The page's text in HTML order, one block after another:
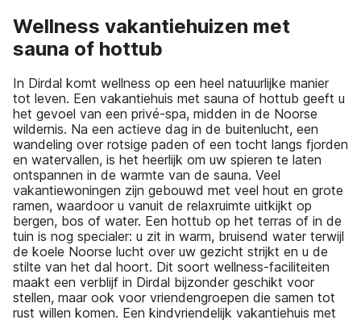
Wellness vakantiehuizen met
sauna of hottub
In Dirdal komt wellness op een heel natuurlijke manier
tot leven. Een vakantiehuis met sauna of hottub geeft u
het gevoel van een privé-spa, midden in de Noorse
wildernis. Na een actieve dag in de buitenlucht, een
wandeling over rotsige paden of een tocht langs fjorden
en watervallen, is het heerlijk om uw spieren te laten
ontspannen in de warmte van de sauna. Veel
vakantiewoningen zijn gebouwd met veel hout en grote
ramen, waardoor u vanuit de relaxruimte uitkijkt op
bergen, bos of water. Een hottub op het terras of in de
tuin is nog specialer: u zit in warm, bruisend water terwijl
de koele Noorse lucht over uw gezicht strijkt en u de
stilte van het dal hoort. Dit soort wellness-faciliteiten
maakt een verblijf in Dirdal bijzonder geschikt voor
stellen, maar ook voor vriendengroepen die samen tot
rust willen komen. Een kindvriendelijk vakantiehuis met